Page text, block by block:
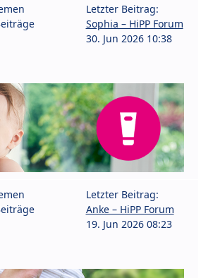
Letzter Beitrag:
Sophia – HiPP Forum
30. Jun 2026 10:38
Letzter Beitrag:
Anke – HiPP Forum
19. Jun 2026 08:23